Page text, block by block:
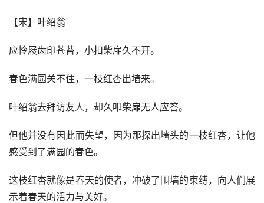
【宋】叶绍翁
应怜屐齿印苍苔，小扣柴扉久不开。
春色满园关不住，一枝红杏出墙来。
叶绍翁去拜访友人，却久叩柴扉无人应答。
但他并没有因此而失望，因为那探出墙头的一枝红杏，让他
感受到了满园的春色。
这枝红杏就像是春天的使者，冲破了围墙的束缚，向人们展
示着春天的活力与美好。